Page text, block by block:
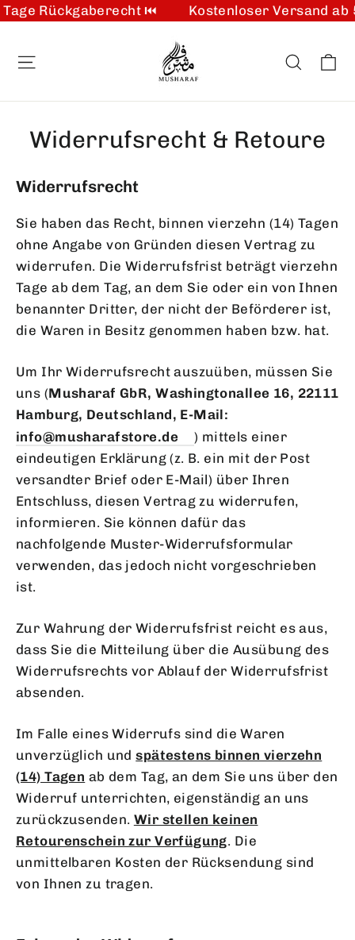
Rückgaberecht ⏮️
Kostenloser Versand ab
zum
Inhalt
Suche
Widerrufsrecht & Retoure
Widerrufsrecht
Sie haben das Recht, binnen vierzehn (14) Tagen
ohne Angabe von Gründen diesen Vertrag zu
widerrufen. Die Widerrufsfrist beträgt vierzehn
Tage ab dem Tag, an dem Sie oder ein von Ihnen
benannter Dritter, der nicht der Beförderer ist,
die Waren in Besitz genommen haben bzw. hat.
Um Ihr Widerrufsrecht auszuüben, müssen Sie
uns (Musharaf GbR, Washingtonallee 16, 22111
Hamburg, Deutschland, E-Mail:
info@musharafstore.de
) mittels einer
eindeutigen Erklärung (z. B. ein mit der Post
versandter Brief oder E-Mail) über Ihren
Entschluss, diesen Vertrag zu widerrufen,
informieren. Sie können dafür das
nachfolgende Muster-Widerrufsformular
verwenden, das jedoch nicht vorgeschrieben
ist.
Zur Wahrung der Widerrufsfrist reicht es aus,
dass Sie die Mitteilung über die Ausübung des
Widerrufsrechts vor Ablauf der Widerrufsfrist
absenden.
Im Falle eines Widerrufs sind die Waren
unverzüglich undspätestens binnen vierzehn
(14) Tagen ab dem Tag, an dem Sie uns über den
Widerruf unterrichten, eigenständig an uns
zurückzusenden. Wir stellen keinen
Retourenschein zur Verfügung. Die
unmittelbaren Kosten der Rücksendung sind
von Ihnen zu tragen.